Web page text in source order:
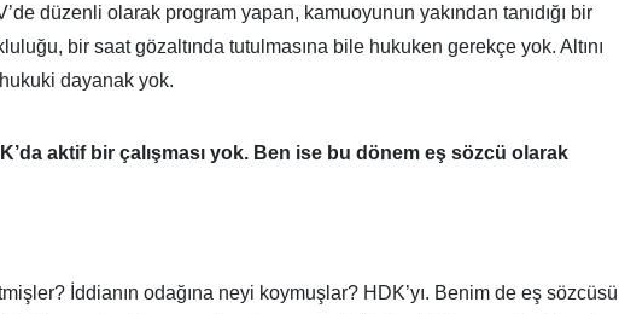
düzenli olarak program yapan, kamuoyunun yakından tanıdığı bir
bir saat gözaltında tutulmasına bile hukuken gerekçe yok. Altını
dayanak yok.
aktif bir çalışması yok. Ben ise bu dönem eş sözcü olarak
İddianın odağına neyi koymuşlar? HDK’yı. Benim de eş sözcüsü